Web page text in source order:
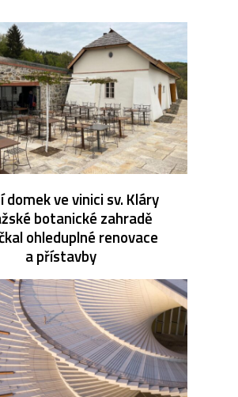
domek ve vinici sv. Kláry
botanické zahradě
ohleduplné renovace
a přístavby